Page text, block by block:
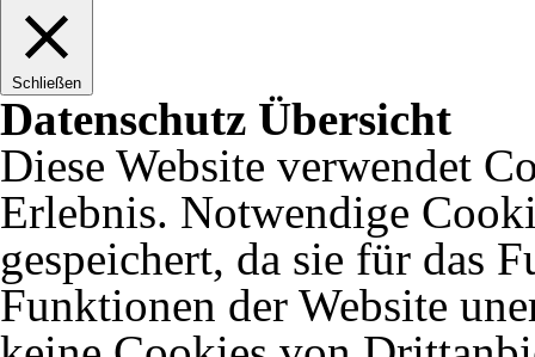
Schließen
Datenschutz Übersicht
Diese Website verwendet
Erlebnis. Notwendige
gespeichert, da sie für das
Funktionen der Website